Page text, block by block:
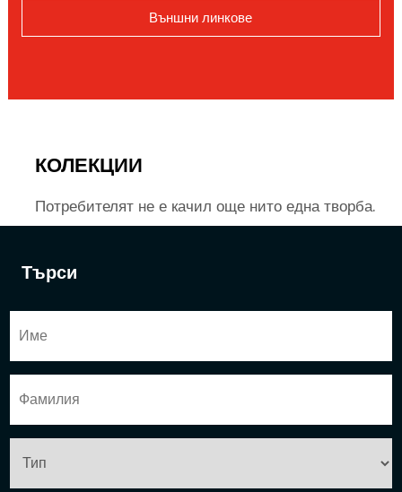
Търси
Външни линкове
КОЛЕКЦИИ
Потребителят не е качил още нито една творба.